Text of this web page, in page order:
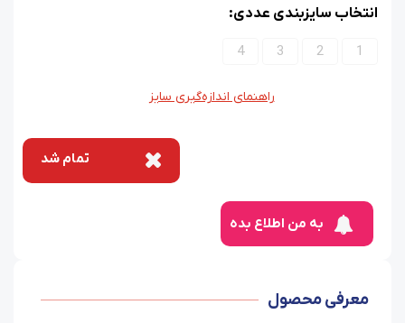
انتخاب سایزبندی عددی:
1
2
3
4
راهنمای اندازه‌گیری سایز
تمام شد
به من اطلاع بده
معرفی محصول